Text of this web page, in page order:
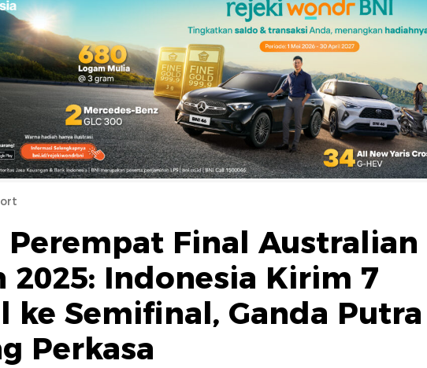
Perempat Final Australian
2025: Indonesia Kirim 7
ke Semifinal, Ganda Putra
Perkasa